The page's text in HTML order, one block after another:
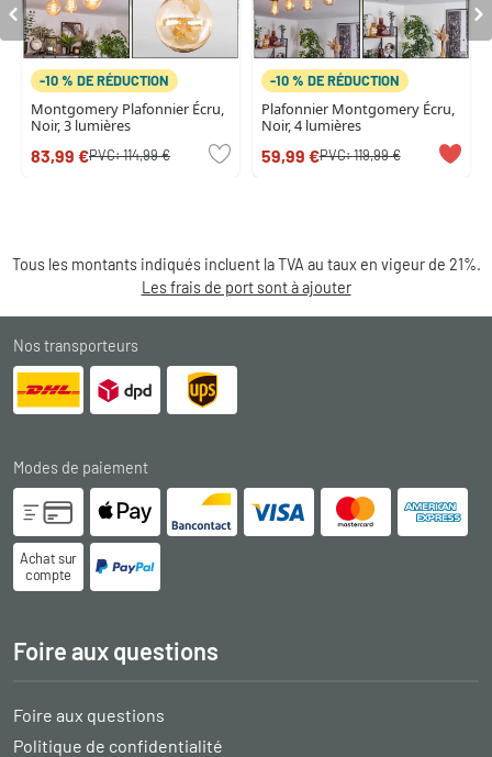
-10 % DE RÉDUCTION
Montgomery Plafonnier Écru,
Noir, 3 lumières
83,99 €PVC:114,99 €
-10 % DE RÉDUCTION
Plafonnier Montgomery Écru,
Noir, 4 lumières
59,99 €PVC:119,99 €
Tous les montants indiqués incluent la TVA au taux en vigeur de 21%.
Les frais de port sont à ajouter
Nos transporteurs
Modes de paiement
Achat sur
compte
Foire aux questions
Foire aux questions
Politique de confidentialité